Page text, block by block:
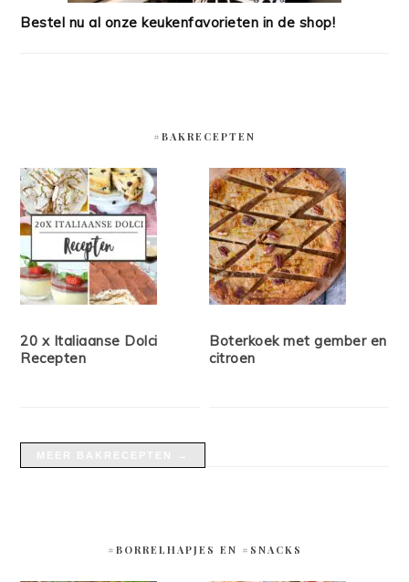
Bestel nu al onze keukenfavorieten in de shop!
#BAKRECEPTEN
20 x Italiaanse Dolci
Recepten
Boterkoek met gember en
citroen
#BORRELHAPJES EN #SNACKS